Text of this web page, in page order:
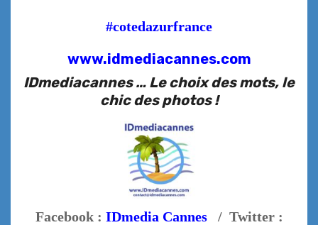
#cotedazurfrance
www.idmediacannes.com
IDmediacannes … Le choix des mots, le
chic des photos !
Facebook : IDmedia Cannes/ Twitter :